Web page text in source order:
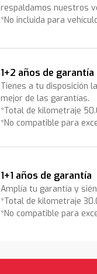
respaldamos nuestros
*No incluida para
1+2 años de garantía
Tienes a tu disposición
mejor de las garantías.
*Total de kilometraje
*No compatible para
1+1 años de garantía
Amplía tu garantía y
*Total de kilometraje
*No compatible para